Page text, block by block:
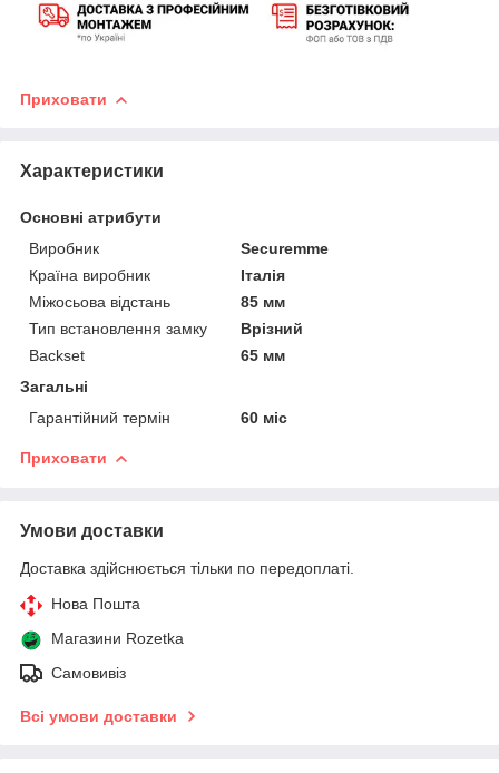
Приховати
Характеристики
Основні атрибути
Виробник
Securemme
Країна виробник
Італія
Міжосьова відстань
85 мм
Тип встановлення замку
Врізний
Backset
65 мм
Загальні
Гарантійний термін
60 міс
Приховати
Умови доставки
Доставка здійснюється тільки по передоплаті.
Нова Пошта
Магазини Rozetka
Самовивіз
Всі умови доставки